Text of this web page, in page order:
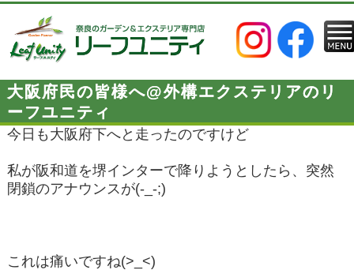
大阪府民の皆様へ@外構エクステリアのリ
ーフユニティ
今日も大阪府下へと走ったのですけど
私が阪和道を堺インターで降りようとしたら、突然
閉鎖のアナウンスが(-_-;)
これは痛いですね(>_<)